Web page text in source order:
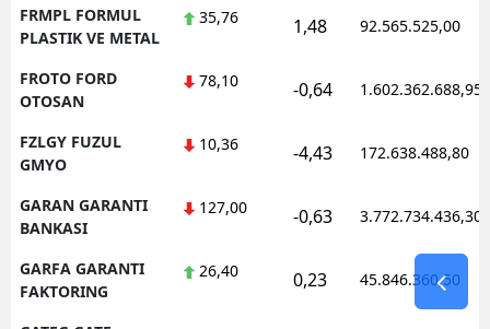
FRMPL FORMUL
PLASTIK VE METAL
35,76 1,48 92.565.525,00
FROTO FORD
OTOSAN
78,10 -0,64 1.602.362.688,95
FZLGY FUZUL
GMYO
10,36 -4,43 172.638.488,80
GARAN GARANTI
BANKASI
127,00 -0,63 3.772.734.436,30
GARFA GARANTI
FAKTORING
26,40 0,23 45.846.360,50